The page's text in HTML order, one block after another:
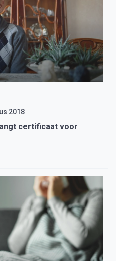
2018
certificaat voor